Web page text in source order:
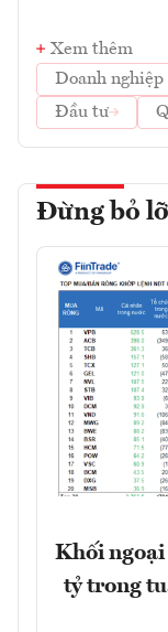
Xem thêm
Doanh
Đầu tư
Đừng bỏ lỡ
Khối
tỷ trong